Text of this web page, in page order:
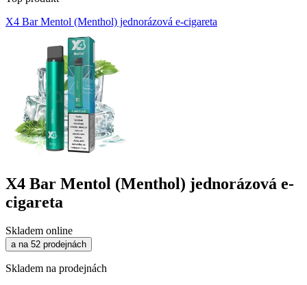
X4 Bar Mentol (Menthol) jednorázová e-cigareta
X4 Bar Mentol (Menthol) jednorázová e-
cigareta
Skladem online
a na 52 prodejnách
Skladem na prodejnách